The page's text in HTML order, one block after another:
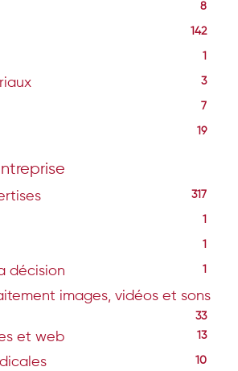
8
142
1
3
7
19
317
1
1
décision 1
images, vidéos et sons
33
et web 13
10